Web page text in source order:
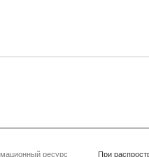
ресурс
При